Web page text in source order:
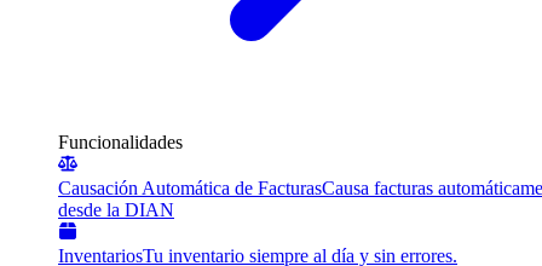
Funcionalidades
Causación Automática de FacturasCausa facturas
desde la DIAN
InventariosTu inventario siempre al día y sin errores.